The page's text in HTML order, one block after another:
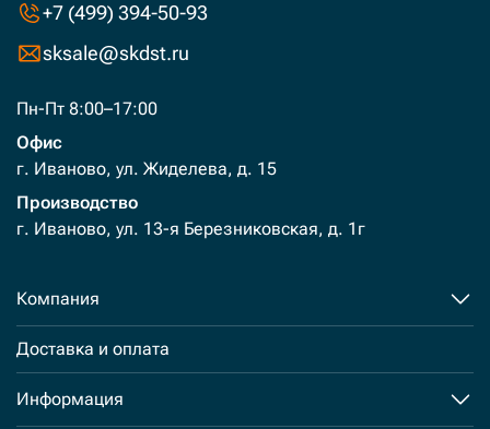
+7 (499) 394-50-93
sksale@skdst.ru
Пн-Пт 8:00–17:00
Офис
г. Иваново, ул. Жиделева, д. 15
Производство
г. Иваново, ул. 13-я Березниковская, д. 1г
Компания
Доставка и оплата
Информация